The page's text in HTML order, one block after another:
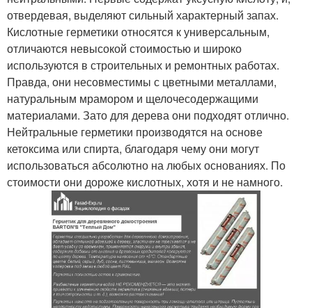
отвердевая, выделяют сильный характерный запах.
Кислотные герметики относятся к универсальным,
отличаются невысокой стоимостью и широко
используются в строительных и ремонтных работах.
Правда, они несовместимы с цветными металлами,
натуральным мрамором и щелочесодержащими
материалами. Зато для дерева они подходят отлично.
Нейтральные герметики производятся на основе
кетоксима или спирта, благодаря чему они могут
использоваться абсолютно на любых основаниях. По
стоимости они дороже кислотных, хотя и не намного.